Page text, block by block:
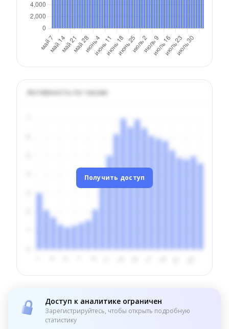
Активность по часам
Получить доступ
Доступ к аналитике ограничен
Зарегистрируйтесь, чтобы открыть подробную
статистику